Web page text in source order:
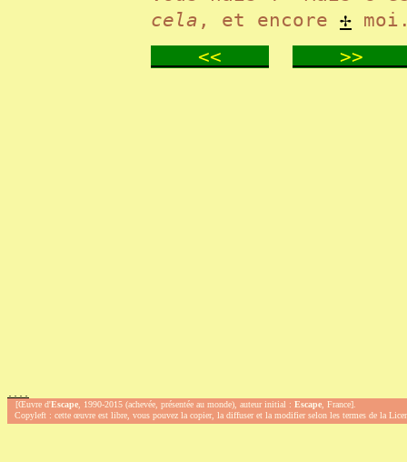
cela , et encore ✢
<<
[Œuvre d'Escape, 1990-2015 (achevée, présentée au monde), auteur initial :Escape, France].
Copyleft : cette œuvre est libre, vous pouvez la copier, la diffuser et la modifier selon les termes de la